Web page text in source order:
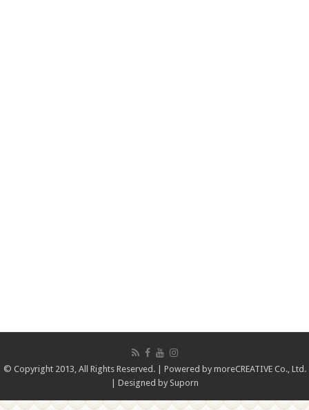
© Copyright 2013, All Rights Reserved. | Powered by moreCREATIVE Co., Ltd.
| Designed by Suporn